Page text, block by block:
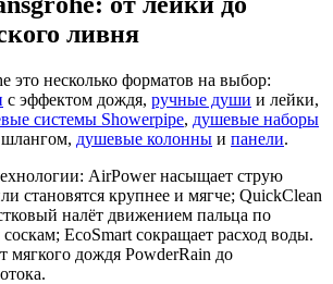
ливня
это несколько форматов на выбор:
с эффектом дождя, ручные души и лейки,
системы Showerpipe, душевые наборы
душевые колонны и панели.
AirPower насыщает струю
становятся крупнее и мягче; QuickClean
налёт движением пальца по
EcoSmart сокращает расход воды.
мягкого дождя PowderRain до